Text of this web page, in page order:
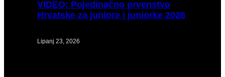
VIDEO: Pojedinačno prvenstvo
Hrvatske za juniore i juniorke 2026
Lipanj 23, 2026